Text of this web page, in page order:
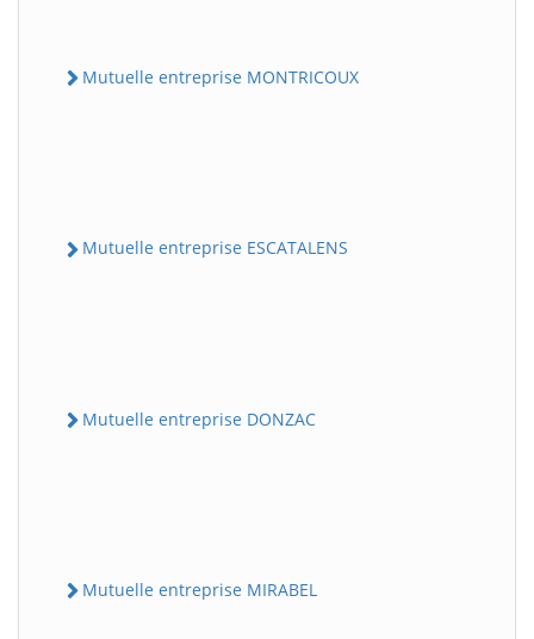
Mutuelle entreprise MONTRICOUX
Mutuelle entreprise ESCATALENS
Mutuelle entreprise DONZAC
Mutuelle entreprise MIRABEL